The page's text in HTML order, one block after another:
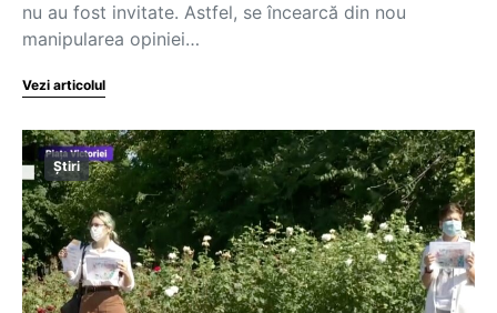
nu au fost invitate. Astfel, se încearcă din nou
manipularea opiniei…
Vezi articolul
Știri